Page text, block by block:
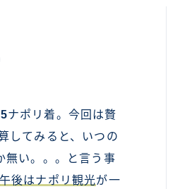
書
ナポリ着。今回は贅
してみると、いつの
無い。。。と言う事
午後はナポリ観光が一